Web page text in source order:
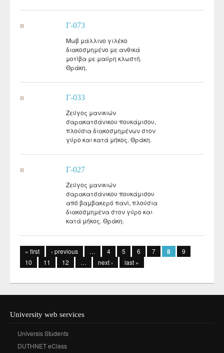
Γ-073
Μωβ μάλλινο γιλέκο
διακοσμημένο με ανθικά
μοτίβα με μαύρη κλωστή.
Θράκη.
Γ-033
Ζεύγος μανικιών
σαρακατσάνικου πουκάμισου,
πλούσια διακοσμημένων στον
γύρο και κατά μήκος. Θράκη.
Γ-027
Ζεύγος μανικιών
σαρακατσάνικου πουκάμισου
από βαμβακερό πανί, πλούσια
διακοσμημένα στον γύρο και
κατά μήκος. Θράκη.
« first ‹ previous … 4 5 6 7 8
9
10
11 12 … next › last »
University web services
Universis Students
DUTHNET eClass